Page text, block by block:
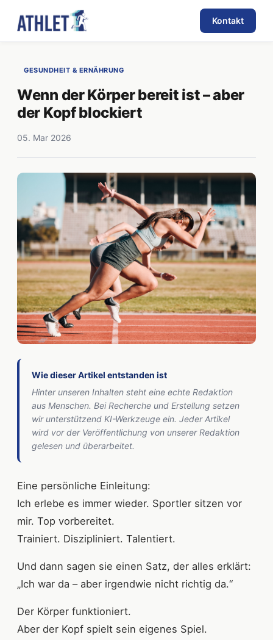
Kontakt
GESUNDHEIT & ERNÄHRUNG
Wenn der Körper bereit ist – aber
der Kopf blockiert
05. Mar 2026
Wie dieser Artikel entstanden ist
Hinter unseren Inhalten steht eine echte Redaktion
aus Menschen. Bei Recherche und Erstellung setzen
wir unterstützend KI-Werkzeuge ein. Jeder Artikel
wird vor der Veröffentlichung von unserer Redaktion
gelesen und überarbeitet.
Eine persönliche Einleitung:
Ich erlebe es immer wieder. Sportler sitzen vor
mir. Top vorbereitet.
Trainiert. Diszipliniert. Talentiert.
Und dann sagen sie einen Satz, der alles erklärt:
„Ich war da – aber irgendwie nicht richtig da.“
Der Körper funktioniert.
Aber der Kopf spielt sein eigenes Spiel.